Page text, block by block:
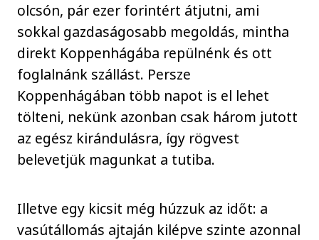
olcsón, pár ezer forintért átjutni, ami
sokkal gazdaságosabb megoldás, mintha
direkt Koppenhágába repülnénk és ott
foglalnánk szállást. Persze
Koppenhágában több napot is el lehet
tölteni, nekünk azonban csak három jutott
az egész kirándulásra, így rögvest
belevetjük magunkat a tutiba.
Illetve egy kicsit még húzzuk az időt: a
vasútállomás ajtaján kilépve szinte azonnal